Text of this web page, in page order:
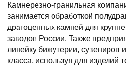
Камнерезно-гранильная
занимается обработкой
драгоценных камней для
заводов России. Также
линейку бижутерии, сувениров
класса, используя для изделий